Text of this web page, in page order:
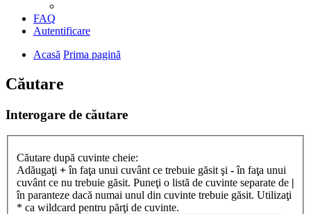
FAQ
Autentificare
Acasă Prima pagină
Căutare
Interogare de căutare
Căutare după cuvinte cheie:
Adăugaţi +în faţa unui cuvânt ce trebuie găsit şi -în faţa unui
cuvânt ce nu trebuie găsit. Puneţi o listă de cuvinte separate de |
în paranteze dacă numai unul din cuvinte trebuie găsit. Utilizaţi
* ca wildcard pentru părţi de cuvinte.